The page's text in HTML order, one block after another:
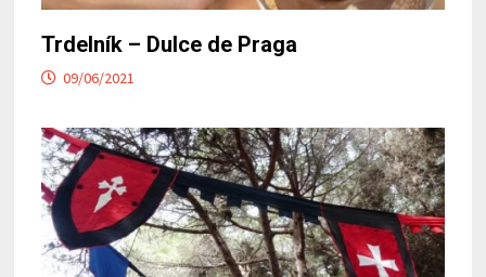
Trdelník – Dulce de Praga
09/06/2021